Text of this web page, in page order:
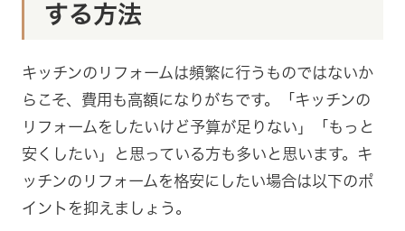
する方法
キッチンのリフォームは頻繁に行うものではないか
らこそ、費用も高額になりがちです。「キッチンの
リフォームをしたいけど予算が足りない」「もっと
安くしたい」と思っている方も多いと思います。キ
ッチンのリフォームを格安にしたい場合は以下のポ
イントを抑えましょう。